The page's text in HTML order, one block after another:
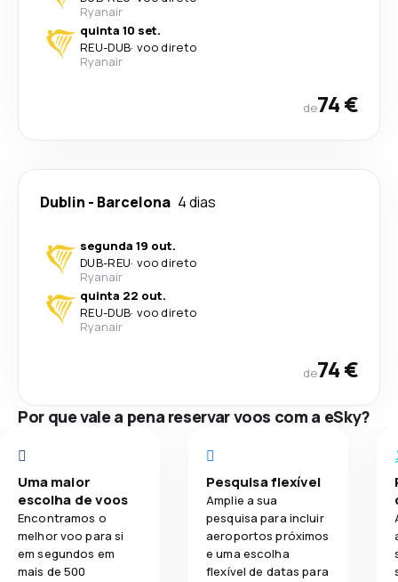
Ryanair
quinta 10 set.
REU-DUB· voo direto
Ryanair
de74 €
Dublin - Barcelona 4 dias
segunda 19 out.
DUB-REU· voo direto
Ryanair
quinta 22 out.
REU-DUB· voo direto
Ryanair
de74 €
Por que vale a pena reservar voos com a eSky?
Uma maior
escolha de voos
Encontramos o
melhor voo para si
em segundos em
mais de 500
Pesquisa flexível
Amplie a sua
pesquisa para incluir
aeroportos próximos
e uma escolha
flexível de datas para